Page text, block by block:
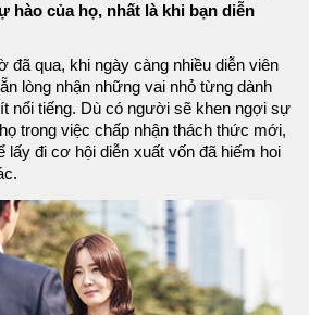
hào của họ, nhất là khi bạn diễn
đã qua, khi ngày càng nhiều diễn viên
lòng nhận những vai nhỏ từng dành
nổi tiếng. Dù có người sẽ khen ngợi sự
trong việc chấp nhận thách thức mới,
lấy đi cơ hội diễn xuất vốn đã hiếm hoi